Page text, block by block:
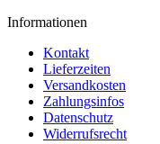
Informationen
Kontakt
Lieferzeiten
Versandkosten
Zahlungsinfos
Datenschutz
Widerrufsrecht